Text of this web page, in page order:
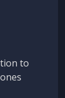
to